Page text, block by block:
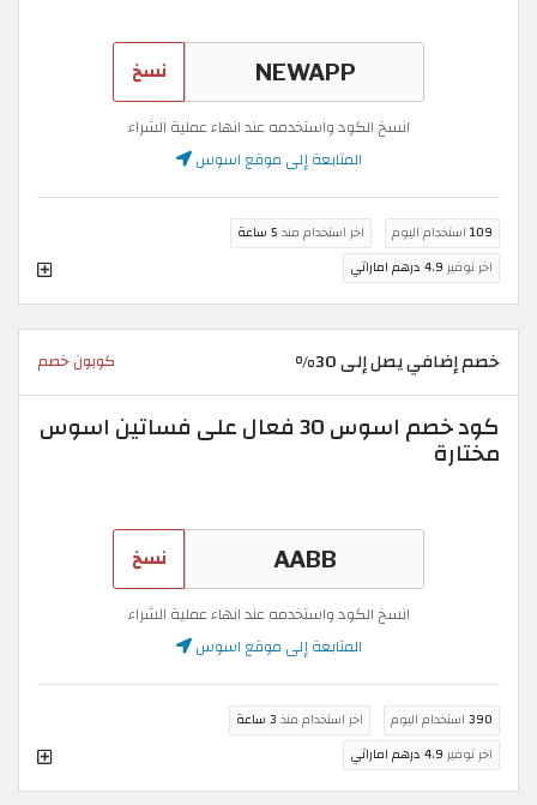
نسخ
انسخ الكود واستخدمه عند انهاء عملية الشراء
المتابعة إلى موقع اسوس
109 استخدام اليوم اخر استخدام منذ 5 ساعة
اخر توفير 4.9 درهم اماراتي
خصم إضافي يصل إلى 30% كوبون خصم
كود خصم اسوس 30 فعال على فساتين اسوس
مختارة
نسخ
انسخ الكود واستخدمه عند انهاء عملية الشراء
المتابعة إلى موقع اسوس
390 استخدام اليوم اخر استخدام منذ 3 ساعة
اخر توفير 4.9 درهم اماراتي